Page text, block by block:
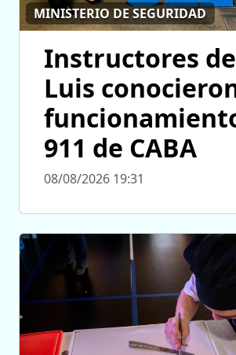
MINISTERIO DE SEGURIDAD
Instructores
Luis
911 de CABA
08/08/2026 19:31